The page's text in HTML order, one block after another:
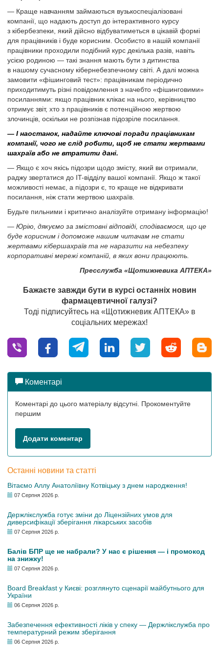
— Краще навчанням займаються вузькоспеціалізовані
компанії, що надають доступ до інтерактивного курсу
з кібербезпеки, який дійсно відбуватиметься в цікавій формі
для працівників і буде корисним. Особисто в нашій компанії
працівники проходили подібний курс декілька разів, навіть
усією родиною — такі знання мають бути з дитинства
в нашому сучасному кібернебезпечному світі. А далі можна
замовити «фішинговий тест»: працівникам періодично
приходитимуть різні повідомлення з начебто «фішинговими»
посиланнями: якщо працівник клікає на нього, керівництво
отримує звіт, хто з працівників є потенційною жертвою
злочинців, оскільки не розпізнав підозріле посилання.
— І наостанок, надайте ключові поради працівникам
компанії, чого не слід робити, щоб не стати жертвами
шахраїв або не втратити дані.
— Якщо є хоч якісь підозри щодо змісту, який ви отримали,
раджу звертатися до IT-відділу вашої компанії. Якщо ж такої
можливості немає, а підозри є, то краще не відкривати
посилання, ніж стати жертвою шахраїв.
Будьте пильними і критично аналізуйте отриману інформацію!
— Юрію, дякуємо за змістовні відповіді, сподіваємося, що це
буде корисним і допоможе нашим читачам не стати
жертвами кібершахраїв та не наразити на небезпеку
корпоративні мережі компаній, в яких вони працюють.
Пресслужба «Щотижневика АПТЕКА»
Бажаєте завжди бути в курсі останніх новин
фармацевтичної галузі?
Тоді підписуйтесь на «Щотижневик АПТЕКА» в
соціальних мережах!
Коментарі
Коментарі до цього матеріалу відсутні. Прокоментуйте
першим
Додати коментар
Останні новини та статті
Вітаємо Аллу Анатоліївну Котвіцьку з днем народження!
07 Серпня 2026 р.
Держлікслужба готує зміни до Ліцензійних умов для
диверсифікації зберігання лікарських засобів
07 Серпня 2026 р.
Балів БПР ще не набрали? У нас є рішення — і промокод
на знижку!
07 Серпня 2026 р.
Board Breakfast у Києві: розглянуто сценарії майбутнього для
України
06 Серпня 2026 р.
Забезпечення ефективності ліків у спеку — Держлікслужба про
температурний режим зберігання
06 Серпня 2026 р.